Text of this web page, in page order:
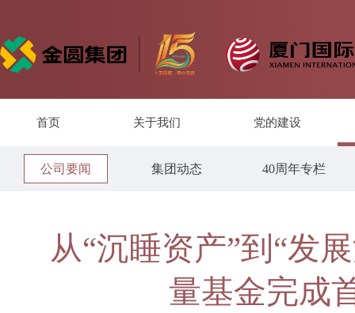
首页 关于我们 党的建设
公司要闻 集团动态 40周年专栏
从“沉睡资产”到“发
量基金完成